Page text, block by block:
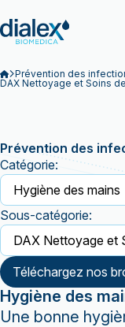
Prévention des
DAX Nettoyage et Soins
Prévention des
Catégorie:
Sous-catégorie:
Téléchargez nos
Hygiène des
Une bonne